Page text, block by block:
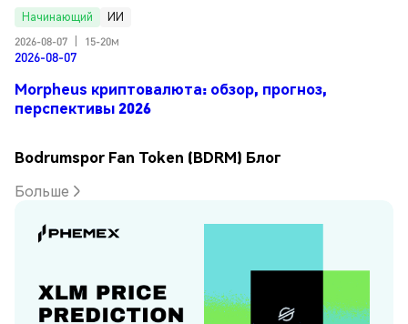
Начинающий
ИИ
2026-08-07
15-20м
2026-08-07
Morpheus криптовалюта: обзор, прогноз,
перспективы 2026
Bodrumspor Fan Token (BDRM) Блог
Больше